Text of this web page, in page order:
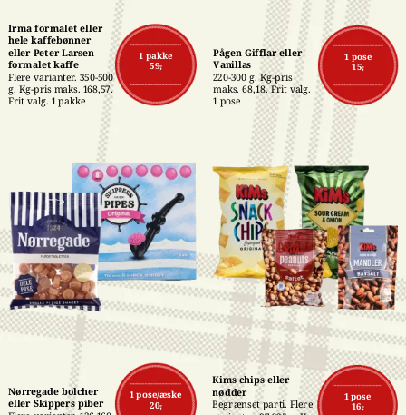
1 pakke
59,-
Irma formalet eller
hele kaffebønner
eller Peter Larsen
formalet kaffe
Flere varianter. 350-500
g. Kg-pris maks. 168,57.
Frit valg. 1 pakke
1 pose
15,-
Pågen Gifflar eller
Vanillas
220-300 g. Kg-pris
maks. 68,18. Frit valg.
1 pose
1 pose/æske
20,-
Nørregade bolcher
eller Skippers piber
1 pose
16,-
Kims chips eller
nødder
Begrænset parti. Flere